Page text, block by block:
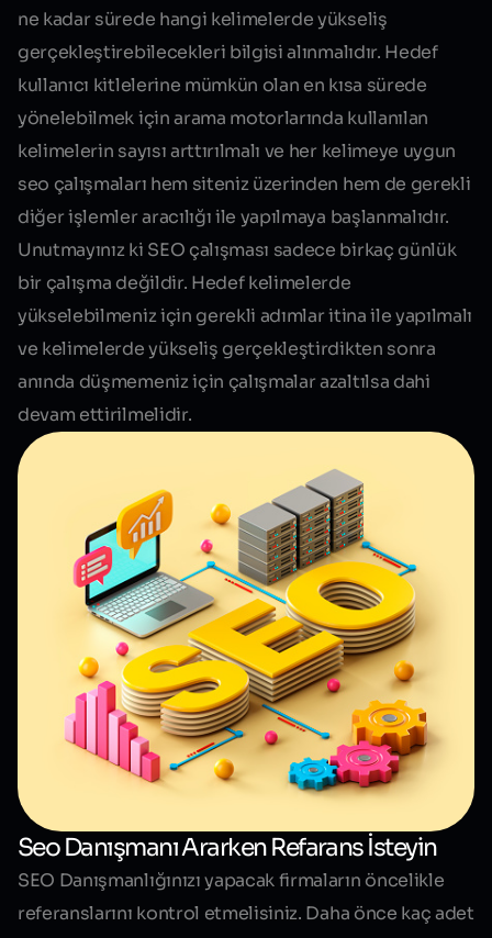
ne kadar sürede hangi kelimelerde yükseliş
gerçekleştirebilecekleri bilgisi alınmalıdır. Hedef
kullanıcı kitlelerine mümkün olan en kısa sürede
yönelebilmek için arama motorlarında kullanılan
kelimelerin sayısı arttırılmalı ve her kelimeye uygun
seo çalışmaları hem siteniz üzerinden hem de gerekli
diğer işlemler aracılığı ile yapılmaya başlanmalıdır.
Unutmayınız ki SEO çalışması sadece birkaç günlük
bir çalışma değildir. Hedef kelimelerde
yükselebilmeniz için gerekli adımlar itina ile yapılmalı
ve kelimelerde yükseliş gerçekleştirdikten sonra
anında düşmemeniz için çalışmalar azaltılsa dahi
devam ettirilmelidir.
Seo Danışmanı Ararken Refarans İsteyin
SEO Danışmanlığınızı yapacak firmaların öncelikle
referanslarını kontrol etmelisiniz. Daha önce kaç adet